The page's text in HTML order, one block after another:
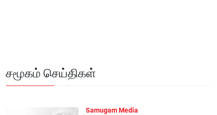
சமூகம் செய்திகள்
Samugam Media